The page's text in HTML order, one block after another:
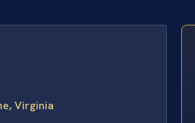
Virginia